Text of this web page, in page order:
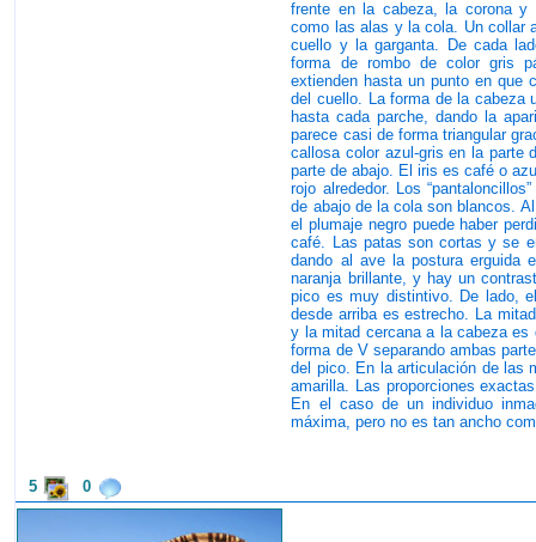
frente en la cabeza, la corona
como las alas y la cola. Un collar
cuello y la garganta. De cada
forma de rombo de color gris
extienden hasta un punto en que
del cuello. La forma de la cabeza
hasta cada parche, dando la
parece casi de forma triangular
callosa color azul-gris en la parte
parte de abajo. El iris es café o
rojo alrededor. Los
de abajo de la cola son blancos.
el plumaje negro puede haber
café. Las patas son cortas y se
dando al ave la postura erguida
naranja brillante, y hay un
pico es muy distintivo. De lado,
desde arriba es estrecho. La
y la mitad cercana a la cabeza
forma de V separando ambas
del pico. En la articulación de las
amarilla. Las proporciones
En el caso de un individuo
máxima, pero no es tan ancho
5 0